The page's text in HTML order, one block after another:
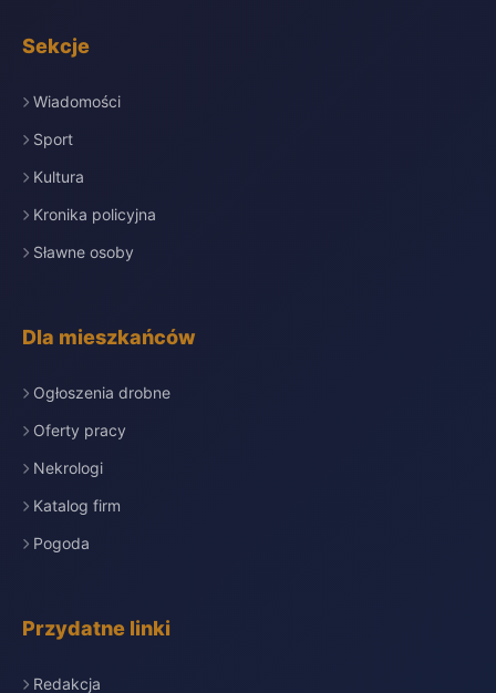
Sekcje
Wiadomości
Sport
Kultura
Kronika policyjna
Sławne osoby
Dla mieszkańców
Ogłoszenia drobne
Oferty pracy
Nekrologi
Katalog firm
Pogoda
Przydatne linki
Redakcja